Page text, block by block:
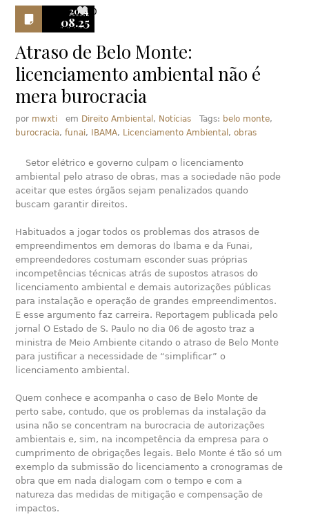
2014
08.25
0
Atraso de Belo Monte:
licenciamento ambiental não é
mera burocracia
por mwxti em Direito Ambiental , Notícias Tags: belo monte,
burocracia,funai, IBAMA, Licenciamento Ambiental ,obras
Setor elétrico e governo culpam o licenciamento
ambiental pelo atraso de obras, mas a sociedade não pode
aceitar que estes órgãos sejam penalizados quando
buscam garantir direitos.
Habituados a jogar todos os problemas dos atrasos de
empreendimentos em demoras do Ibama e da Funai,
empreendedores costumam esconder suas próprias
incompetências técnicas atrás de supostos atrasos do
licenciamento ambiental e demais autorizações públicas
para instalação e operação de grandes empreendimentos.
E esse argumento faz carreira. Reportagem publicada pelo
jornal O Estado de S. Paulo no dia 06 de agosto traz a
ministra de Meio Ambiente citando o atraso de Belo Monte
para justificar a necessidade de “simplificar” o
licenciamento ambiental.
Quem conhece e acompanha o caso de Belo Monte de
perto sabe, contudo, que os problemas da instalação da
usina não se concentram na burocracia de autorizações
ambientais e, sim, na incompetência da empresa para o
cumprimento de obrigações legais. Belo Monte é tão só um
exemplo da submissão do licenciamento a cronogramas de
obra que em nada dialogam com o tempo e com a
natureza das medidas de mitigação e compensação de
impactos.